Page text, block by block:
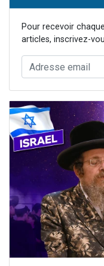
Pour recevoir
articles, inscrivez-